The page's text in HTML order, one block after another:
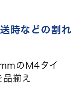
時などの割れ
のM4タイ
揃え